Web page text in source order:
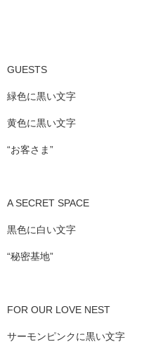
GUESTS
緑色に黒い文字
黄色に黒い文字
“お客さま”
A SECRET SPACE
黒色に白い文字
“秘密基地”
FOR OUR LOVE NEST
サーモンピンクに黒い文字